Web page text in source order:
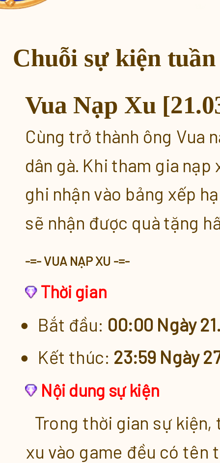
Chuỗi sự kiện
Khuyến Mãi 180% Xu [Duy
Khuyến Mãi Lên Đến x3 Xu
Quà Tặng Nạp Xu Tích Lũy
Nạp Xu Tích Lũy 3 Chọn 1
Vua Nạp Xu [21.03 - 27.03]
Nạp Xu Vui Vẻ
Nạp Xu Liên Tục [21.03 -
Nạp Xu Đột Biến [21.03 -
Vua Nạp Xu
Cùng trở thành ông Vua
dân gà. Khi tham gia
ghi nhận vào bảng xếp
sẽ nhận được quà tặng
-=- VUA NẠP XU -=-
Thời gian
Bắt đầu: 00:00 Ngày
Kết thúc: 23:59 Ngày
Nội dung sự kiện
Trong thời gian sự
xu vào game đều có tên